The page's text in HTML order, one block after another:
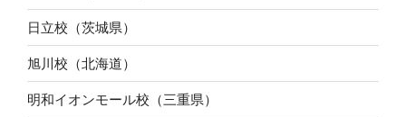
日立校（茨城県）
旭川校（北海道）
明和イオンモール校（三重県）